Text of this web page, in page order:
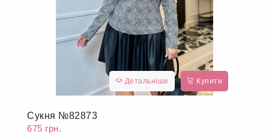
Детальніше Купити
Сукня №82873
675 грн.